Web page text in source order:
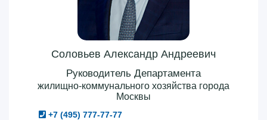
Соловьев Александр Андреевич
Руководитель Департамента
жилищно-коммунального хозяйства города
Москвы
+7 (495) 777-77-77